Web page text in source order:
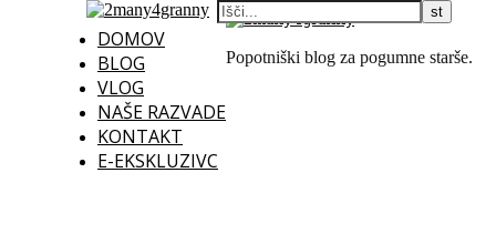
DOMOV
BLOG
VLOG
NAŠE RAZVADE
KONTAKT
E-EKSKLUZIVC
Popotniški blog za pogumne starše.